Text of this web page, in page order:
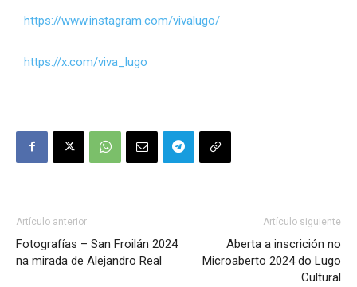
https://www.instagram.com/vivalugo/
https://x.com/viva_lugo
Artículo anterior
Fotografías – San Froilán 2024
na mirada de Alejandro Real
Artículo siguiente
Aberta a inscrición no
Microaberto 2024 do Lugo
Cultural